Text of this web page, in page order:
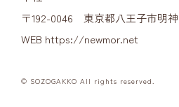
〒192-0046 東京都八王子市明神
WEB https://newmor.net
© SOZOGAKKO All rights reserved.